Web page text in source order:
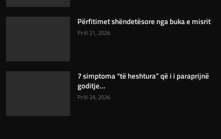
Përfitimet shëndetësore nga buka e misrit
Prill 21, 2026
7 simptoma “të heshtura” që i i paraprijnë
goditje...
Prill 24, 2026